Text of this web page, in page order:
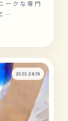
ークな専門
…
2023.08.19